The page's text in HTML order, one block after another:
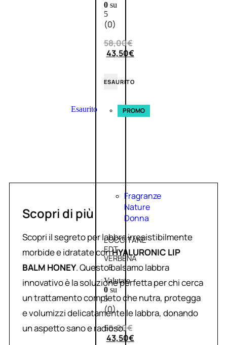
0su
5
(0)
58,00€
43,50€
ESAURITO
Esaurito PROMO
Fragranze
Nature
Donna
L’OCCITANE
EDT
VERBENA
E
Valutato
0su
5
(0)
58,00€
43,50€
Scopri di più
Scopri il segreto per labbra irresistibilmente
morbide e idratate conHYALURONIC LIP
BALM HONEY. Questo balsamo labbra
innovativo è la soluzione perfetta per chi cerca
un trattamento completo che nutra, protegga
e volumizzi delicatamente le labbra, donando
un aspetto sano e radioso.